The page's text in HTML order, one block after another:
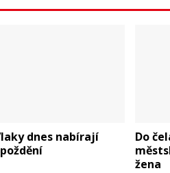
dnes nabírají
Do
žena